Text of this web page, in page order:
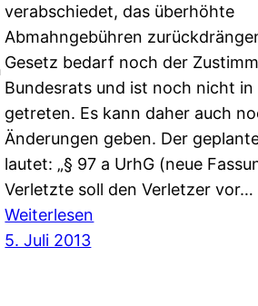
verabschiedet, das überhöhte
Abmahngebühren
Gesetz bedarf noch der
Bundesrats und ist noch nicht
getreten. Es kann daher auch
Änderungen geben. Der
lautet: „§ 97 a UrhG (neue
Verletzte soll den Verletzer vor…
Weiterlesen
5. Juli 2013